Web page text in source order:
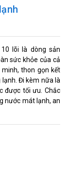
10 lõi là dòng sản
sức khỏe của cả
thon gọn kết
Đi kèm nữa là
được tối ưu. Chắc
nước mát lạnh, an